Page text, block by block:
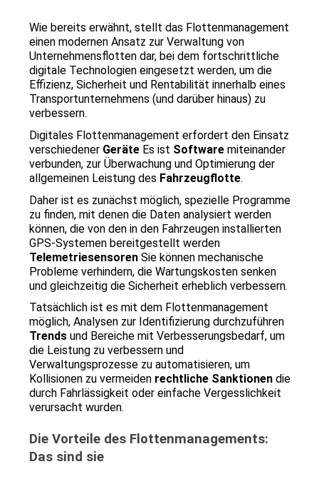
Wie bereits erwähnt, stellt das Flottenmanagement
einen modernen Ansatz zur Verwaltung von
Unternehmensflotten dar, bei dem fortschrittliche
digitale Technologien eingesetzt werden, um die
Effizienz, Sicherheit und Rentabilität innerhalb eines
Transportunternehmens (und darüber hinaus) zu
verbessern.
Digitales Flottenmanagement erfordert den Einsatz
verschiedener Geräte Es ist Software miteinander
verbunden, zur Überwachung und Optimierung der
allgemeinen Leistung des Fahrzeugflotte.
Daher ist es zunächst möglich, spezielle Programme
zu finden, mit denen die Daten analysiert werden
können, die von den in den Fahrzeugen installierten
GPS-Systemen bereitgestellt werden
Telemetriesensoren Sie können mechanische
Probleme verhindern, die Wartungskosten senken
und gleichzeitig die Sicherheit erheblich verbessern.
Tatsächlich ist es mit dem Flottenmanagement
möglich, Analysen zur Identifizierung durchzuführen
Trends und Bereiche mit Verbesserungsbedarf, um
die Leistung zu verbessern und
Verwaltungsprozesse zu automatisieren, um
Kollisionen zu vermeiden rechtliche Sanktionen die
durch Fahrlässigkeit oder einfache Vergesslichkeit
verursacht wurden.
Die Vorteile des Flottenmanagements:
Das sind sie